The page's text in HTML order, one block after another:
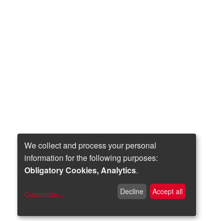
We collect and process your personal
information for the following purposes:
Obligatory Cookies, Analytics.
Customize... Decline Accept all